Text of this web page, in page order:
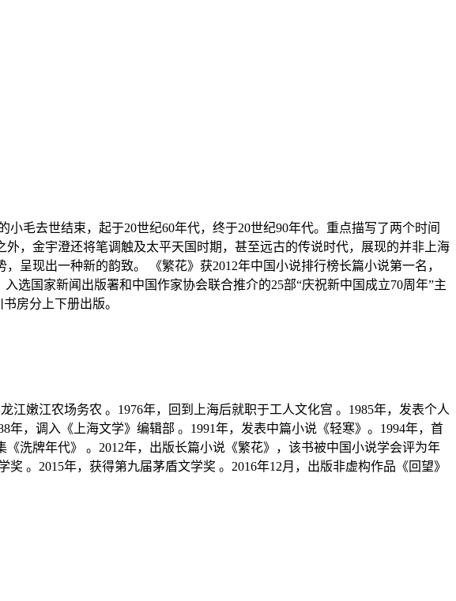
毛去世结束，起于20世纪60年代，终于20世纪90年代。重点描写了两个时间
，金宇澄还将笔调触及太平天国时期，甚至远古的传说时代，展现的并非上海
呈现出一种新的韵致。 《繁花》获2012年中国小说排行榜长篇小说第一名，
选国家新闻出版署和中国作家协会联合推介的25部“庆祝新中国成立70周年”主
房分上下册出版。
嫩江农场务农 。1976年，回到上海后就职于工人文化宫 。1985年，发表个人
，调入《上海文学》编辑部 。1991年，发表中篇小说《轻寒》。1994年，首
洗牌年代》 。2012年，出版长篇小说《繁花》，该书被中国小说学会评为年
。2015年，获得第九届茅盾文学奖 。2016年12月，出版非虚构作品《回望》